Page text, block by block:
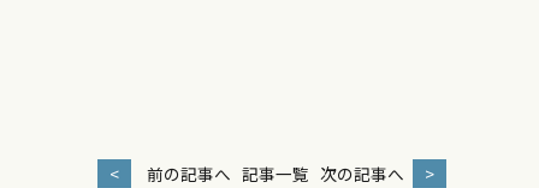
< 前の記事へ 記事一覧 次の記事へ >